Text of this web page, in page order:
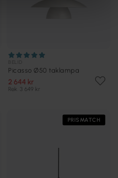
Picasso Ø50 taklampa
2 644 kr
Rek. 3 649 kr
PRISMATCH